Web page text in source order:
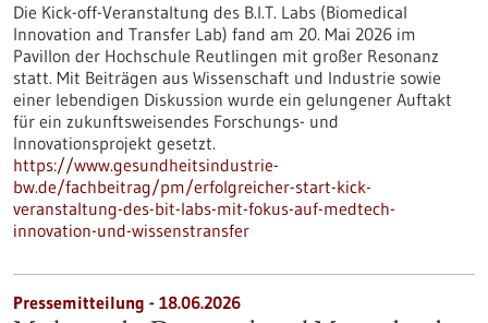
Die Kick-off-Veranstaltung des B.I.T. Labs (Biomedical
Innovation and Transfer Lab) fand am 20. Mai 2026 im
Pavillon der Hochschule Reutlingen mit großer Resonanz
statt. Mit Beiträgen aus Wissenschaft und Industrie sowie
einer lebendigen Diskussion wurde ein gelungener Auftakt
für ein zukunftsweisendes Forschungs- und
Innovationsprojekt gesetzt.
https://www.gesundheitsindustrie-
bw.de/fachbeitrag/pm/erfolgreicher-start-kick-
veranstaltung-des-bit-labs-mit-fokus-auf-medtech-
innovation-und-wissenstransfer
Pressemitteilung - 18.06.2026